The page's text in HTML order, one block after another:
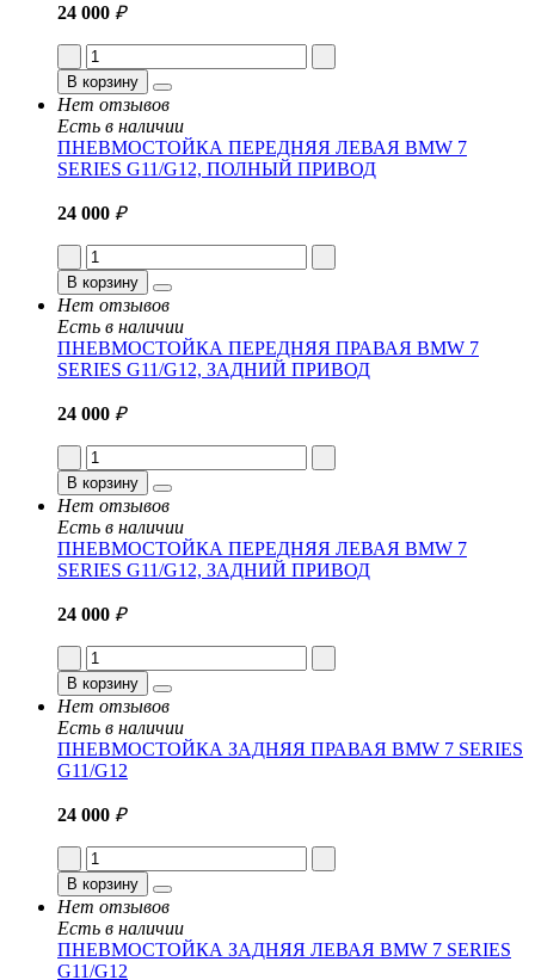
24 000 ₽
В корзину
Нет отзывов
Есть в наличии
ПНЕВМОСТОЙКА ПЕРЕДНЯЯ ЛЕВАЯ BMW 7
SERIES G11/G12, ПОЛНЫЙ ПРИВОД
24 000 ₽
В корзину
Нет отзывов
Есть в наличии
ПНЕВМОСТОЙКА ПЕРЕДНЯЯ ПРАВАЯ BMW 7
SERIES G11/G12, ЗАДНИЙ ПРИВОД
24 000 ₽
В корзину
Нет отзывов
Есть в наличии
ПНЕВМОСТОЙКА ПЕРЕДНЯЯ ЛЕВАЯ BMW 7
SERIES G11/G12, ЗАДНИЙ ПРИВОД
24 000 ₽
В корзину
Нет отзывов
Есть в наличии
ПНЕВМОСТОЙКА ЗАДНЯЯ ПРАВАЯ BMW 7 SERIES
G11/G12
24 000 ₽
В корзину
Нет отзывов
Есть в наличии
ПНЕВМОСТОЙКА ЗАДНЯЯ ЛЕВАЯ BMW 7 SERIES
G11/G12